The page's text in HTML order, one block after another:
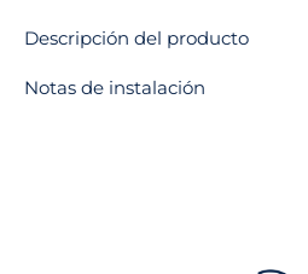
Descripción del producto
Notas de instalación